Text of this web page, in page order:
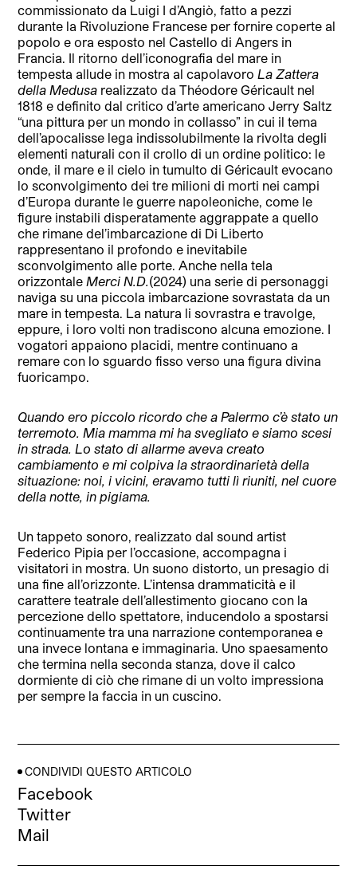
commissionato da Luigi I d’Angiò, fatto a pezzi
durante la Rivoluzione Francese per fornire coperte al
popolo e ora esposto nel Castello di Angers in
Francia. Il ritorno dell’iconografia del mare in
tempesta allude in mostra al capolavoroLa Zattera
della Medusa realizzato da Théodore Géricault nel
1818 e definito dal critico d’arte americano Jerry Saltz
“una pittura per un mondo in collasso” in cui il tema
dell’apocalisse lega indissolubilmente la rivolta degli
elementi naturali con il crollo di un ordine politico: le
onde, il mare e il cielo in tumulto di Géricault evocano
lo sconvolgimento dei tre milioni di morti nei campi
d’Europa durante le guerre napoleoniche, come le
figure instabili disperatamente aggrappate a quello
che rimane del’imbarcazione di Di Liberto
rappresentano il profondo e inevitabile
sconvolgimento alle porte. Anche nella tela
orizzontaleMerci N.D.(2024) una serie di personaggi
naviga su una piccola imbarcazione sovrastata da un
mare in tempesta. La natura li sovrastra e travolge,
eppure, i loro volti non tradiscono alcuna emozione. I
vogatori appaiono placidi, mentre continuano a
remare con lo sguardo fisso verso una figura divina
fuoricampo.
Quando ero piccolo ricordo che a Palermo c’è stato un
terremoto. Mia mamma mi ha svegliato e siamo scesi
in strada. Lo stato di allarme aveva creato
cambiamento e mi colpiva la straordinarietà della
situazione: noi, i vicini, eravamo tutti lì riuniti, nel cuore
della notte, in pigiama.
Un tappeto sonoro, realizzato dal sound artist
Federico Pipia per l’occasione, accompagna i
visitatori in mostra. Un suono distorto, un presagio di
una fine all’orizzonte. L’intensa drammaticità e il
carattere teatrale dell’allestimento giocano con la
percezione dello spettatore, inducendolo a spostarsi
continuamente tra una narrazione contemporanea e
una invece lontana e immaginaria. Uno spaesamento
che termina nella seconda stanza, dove il calco
dormiente di ciò che rimane di un volto impressiona
per sempre la faccia in un cuscino.
CONDIVIDI QUESTO ARTICOLO
Facebook
Twitter
Mail